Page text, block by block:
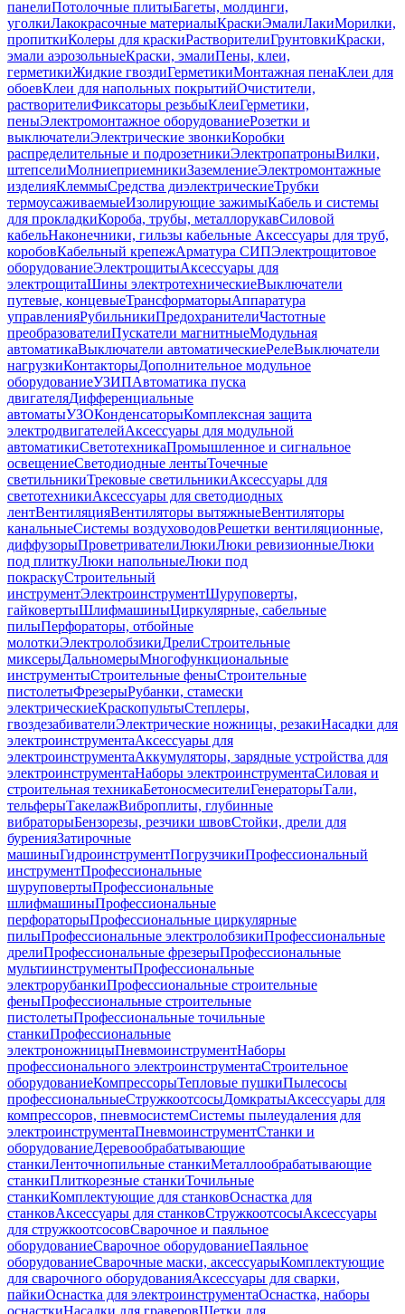
панелиПотолочные плитыБагеты, молдинги,
уголкиЛакокрасочные материалыКраскиЭмалиЛакиМорилки,
пропиткиКолеры для краскиРастворителиГрунтовкиКраски,
эмали аэрозольныеКраски, эмалиПены, клеи,
герметикиЖидкие гвоздиГерметикиМонтажная пенаКлеи для
обоевКлеи для напольных покрытийОчистители,
растворителиФиксаторы резьбыКлеиГерметики,
пеныЭлектромонтажное оборудованиеРозетки и
выключателиЭлектрические звонкиКоробки
распределительные и подрозетникиЭлектропатроныВилки,
штепселиМолниеприемникиЗаземлениеЭлектромонтажные
изделияКлеммыСредства диэлектрическиеТрубки
термоусаживаемыеИзолирующие зажимыКабель и системы
для прокладкиКороба, трубы, металлорукавСиловой
кабельНаконечники, гильзы кабельные Аксессуары для труб,
коробовКабельный крепежАрматура СИПЭлектрощитовое
оборудованиеЭлектрощитыАксессуары для
электрощитаШины электротехническиеВыключатели
путевые, концевыеТрансформаторыАппаратура
управленияРубильникиПредохранителиЧастотные
преобразователиПускатели магнитныеМодульная
автоматикаВыключатели автоматическиеРелеВыключатели
нагрузкиКонтакторыДополнительное модульное
оборудованиеУЗИПАвтоматика пуска
двигателяДифференциальные
автоматыУЗОКонденсаторыКомплексная защита
электродвигателейАксессуары для модульной
автоматикиСветотехникаПромышленное и сигнальное
освещениеСветодиодные лентыТочечные
светильникиТрековые светильникиАксессуары для
светотехникиАксессуары для светодиодных
лентВентиляцияВентиляторы вытяжныеВентиляторы
канальныеСистемы воздуховодовРешетки вентиляционные,
диффузорыПроветривателиЛюкиЛюки ревизионныеЛюки
под плиткуЛюки напольныеЛюки под
покраскуСтроительный
инструментЭлектроинструментШуруповерты,
гайковертыШлифмашиныЦиркулярные, сабельные
пилыПерфораторы, отбойные
молоткиЭлектролобзикиДрелиСтроительные
миксерыДальномерыМногофункциональные
инструментыСтроительные феныСтроительные
пистолетыФрезерыРубанки, стамески
электрическиеКраскопультыСтеплеры,
гвоздезабивателиЭлектрические ножницы, резакиНасадки для
электроинструментаАксессуары для
электроинструментаАккумуляторы, зарядные устройства для
электроинструментаНаборы электроинструментаСиловая и
строительная техникаБетоносмесителиГенераторыТали,
тельферыТакелажВиброплиты, глубинные
вибраторыБензорезы, резчики швовСтойки, дрели для
буренияЗатирочные
машиныГидроинструментПогрузчикиПрофессиональный
инструментПрофессиональные
шуруповертыПрофессиональные
шлифмашиныПрофессиональные
перфораторыПрофессиональные циркулярные
пилыПрофессиональные электролобзикиПрофессиональные
дрелиПрофессиональные фрезерыПрофессиональные
мультиинструментыПрофессиональные
электрорубанкиПрофессиональные строительные
феныПрофессиональные строительные
пистолетыПрофессиональные точильные
станкиПрофессиональные
электроножницыПневмоинструментНаборы
профессионального электроинструментаСтроительное
оборудованиеКомпрессорыТепловые пушкиПылесосы
профессиональныеСтружкоотсосыДомкратыАксессуары для
компрессоров, пневмосистемСистемы пылеудаления для
электроинструментаПневмоинструментСтанки и
оборудованиеДеревообрабатывающие
станкиЛенточнопильные станкиМеталлообрабатывающие
станкиПлиткорезные станкиТочильные
станкиКомплектующие для станковОснастка для
станковАксессуары для станковСтружкоотсосыАксессуары
для стружкоотсосовСварочное и паяльное
оборудованиеСварочное оборудованиеПаяльное
оборудованиеСварочные маски, аксессуарыКомплектующие
для сварочного оборудованияАксессуары для сварки,
пайкиОснастка для электроинструментаОснастка, наборы
оснасткиНасадки для граверовЩетки для